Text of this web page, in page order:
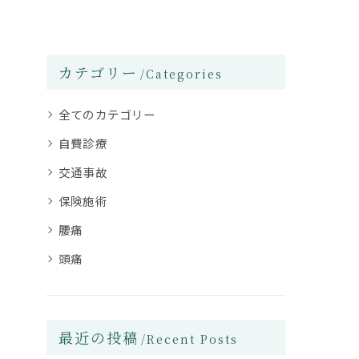
カテゴリー Categories
全てのカテゴリー
自費診療
交通事故
保険施術
腰痛
頭痛
最近の投稿 Recent Posts